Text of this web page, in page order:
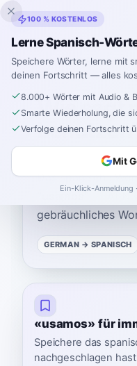
Inklingo
Startseite›Spanisch›
Wie sagt
Das spanische
gebräuchliches
GERMAN → SPANISCH
«usamos» für
Speichere das
nachgeschlagen
100 % KOSTENLOS
Lerne Spanisch-
Speichere Wörter, lerne mit
deinen Fortschritt — alles
8.000+ Wörter mit Audio &
Smarte Wiederholung, die
Verfolge deinen Fortschritt
Mit
Ein-Klick-Anmeldung